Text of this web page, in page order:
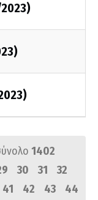
1402
30 31
32
41 42 43
44